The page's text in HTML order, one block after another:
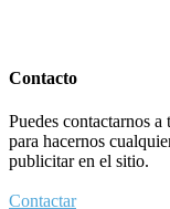
Contacto
Puedes contactarnos
para hacernos
publicitar en el sitio.
Contactar